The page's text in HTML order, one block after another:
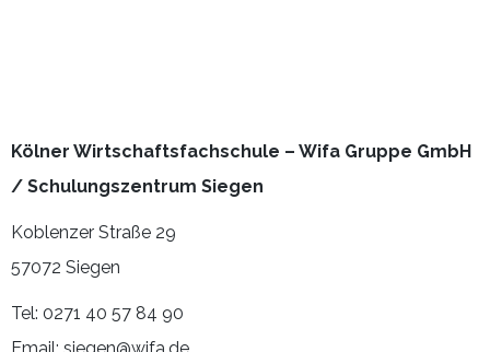
Kölner Wirtschaftsfachschule – Wifa Gruppe GmbH
/ Schulungszentrum Siegen
Koblenzer Straße 29
57072 Siegen
Tel: 0271 40 57 84 90